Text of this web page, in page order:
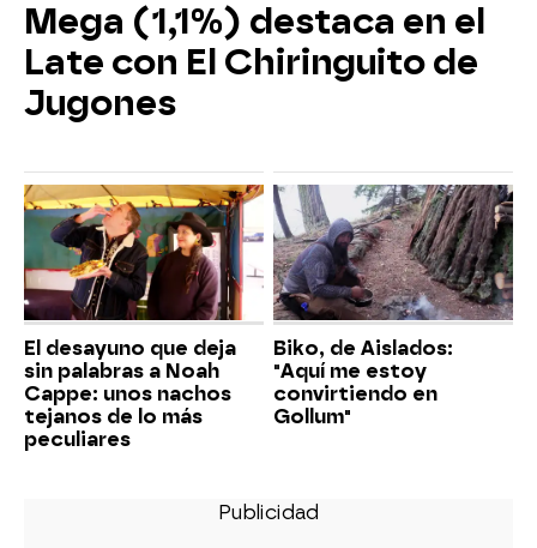
Mega (1,1%) destaca en el
Late con El Chiringuito de
Jugones
El desayuno que deja
sin palabras a Noah
Cappe: unos nachos
tejanos de lo más
peculiares
Biko, de Aislados:
"Aquí me estoy
convirtiendo en
Gollum"